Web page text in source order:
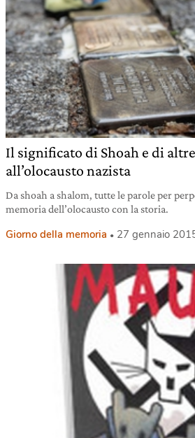
Il significato di Shoah e di
all’olocausto nazista
Da shoah a shalom, tutte le parole per
memoria dell’olocausto con la storia.
Giorno della memoria 27 gennaio